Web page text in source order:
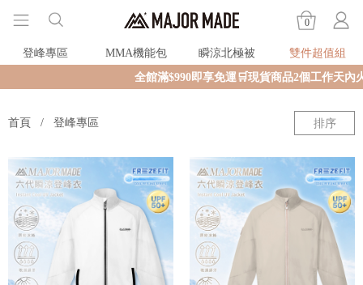
0
登峰專區 MMA機能包 瞬涼北極被
雙件超值組
全館滿$990即享免運🛒現貨商品2個工作天內火
首頁 登峰專區 排序